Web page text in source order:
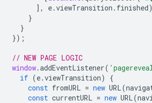
],
e.viewTransition . finished
}
}
});
// NEW PAGE LOGIC
window.addEventListener(
if (e.viewTransition)
{
const fromURL = new URL(
const currentURL = new URL(